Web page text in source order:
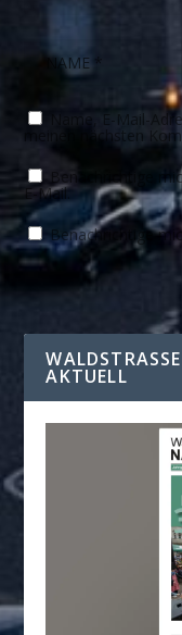
Name, E-Mail-
meinen nächsten
Benachrichtige
E-Mail.
Benachrichtige
KTUELL